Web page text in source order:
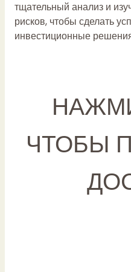
тщательный анализ и
рисков, чтобы сделать
инвестиционные
ЧТОБЫ